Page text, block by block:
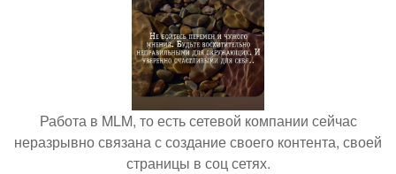
Работа в MLM, то есть сетевой компании сейчас
неразрывно связана с создание своего контента, своей
страницы в соц сетях.